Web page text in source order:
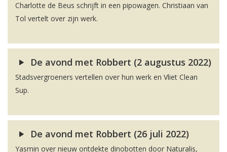
Charlotte de Beus schrijft in een pipowagen. Christiaan van
Tol vertelt over zijn werk.
De avond met Robbert (2 augustus 2022)
Stadsvergroeners vertellen over hun werk en Vliet Clean
Sup.
De avond met Robbert (26 juli 2022)
Yasmin over nieuw ontdekte dinobotten door Naturalis,